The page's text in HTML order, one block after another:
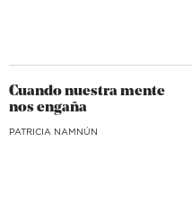
Cuando nuestra mente
nos engaña
​PATRICIA NAMNÚN